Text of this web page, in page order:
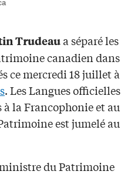
Trudeaua séparé les
canadien dans
ce mercredi 18 juillet à
. Les Langues officielles
à la Francophonie et au
est jumelé au
du Patrimoine